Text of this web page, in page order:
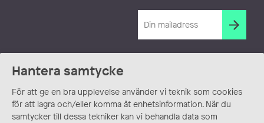
Hantera samtycke
För att ge en bra upplevelse använder vi teknik som cookies
för att lagra och/eller komma åt enhetsinformation. När du
samtycker till dessa tekniker kan vi behandla data som